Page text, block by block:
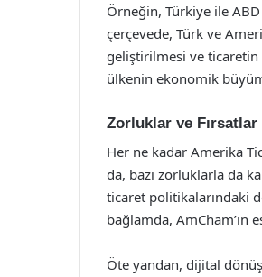
Örneğin, Türkiye ile
çerçevede, Türk ve
geliştirilmesi ve ticaretin
ülkenin ekonomik
Zorluklar ve Fırsatlar
Her ne kadar Amerika
da, bazı zorluklarla da
ticaret politikalarındaki
bağlamda, AmCham’ın
Öte yandan, dijital